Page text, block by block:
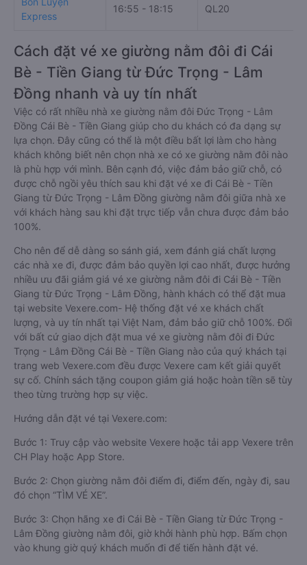
Express
16:55 - 18:15 QL20
Cách đặt vé xe giường nằm đôi đi Cái
Bè - Tiền Giang từ Đức Trọng - Lâm
Đồng nhanh và uy tín nhất
Việc có rất nhiều nhà xe giường nằm đôi Đức Trọng - Lâm
Đồng Cái Bè - Tiền Giang giúp cho du khách có đa dạng sự
lựa chọn. Đây cũng có thể là một điều bất lợi làm cho hàng
khách không biết nên chọn nhà xe có xe giường nằm đôi nào
là phù hợp với mình. Bên cạnh đó, việc đảm bảo giữ chỗ, có
được chỗ ngồi yêu thích sau khi đặt vé xe đi Cái Bè - Tiền
Giang từ Đức Trọng - Lâm Đồng giường nằm đôi giữa nhà xe
với khách hàng sau khi đặt trực tiếp vẫn chưa được đảm bảo
100%.
Cho nên để dễ dàng so sánh giá, xem đánh giá chất lượng
các nhà xe đi, được đảm bảo quyền lợi cao nhất, được hưởng
nhiều ưu đãi giảm giá vé xe giường nằm đôi đi Cái Bè - Tiền
Giang từ Đức Trọng - Lâm Đồng, hành khách có thể đặt mua
tại website Vexere.com- Hệ thống đặt vé xe khách chất
lượng, và uy tín nhất tại Việt Nam, đảm bảo giữ chỗ 100%. Đối
với bất cứ giao dịch đặt mua vé xe giường nằm đôi đi Đức
Trọng - Lâm Đồng Cái Bè - Tiền Giang nào của quý khách tại
trang web Vexere.com đều được Vexere cam kết giải quyết
sự cố. Chính sách tặng coupon giảm giá hoặc hoàn tiền sẽ tùy
theo từng trường hợp sự việc.
Hướng dẫn đặt vé tại Vexere.com:
Bước 1: Truy cập vào website Vexere hoặc tải app Vexere trên
CH Play hoặc App Store.
Bước 2: Chọn giường nằm đôi điểm đi, điểm đến, ngày đi, sau
đó chọn “TÌM VÉ XE”.
Bước 3: Chọn hãng xe đi Cái Bè - Tiền Giang từ Đức Trọng -
Lâm Đồng giường nằm đôi, giờ khởi hành phù hợp. Bấm chọn
vào khung giờ quý khách muốn đi để tiến hành đặt vé.